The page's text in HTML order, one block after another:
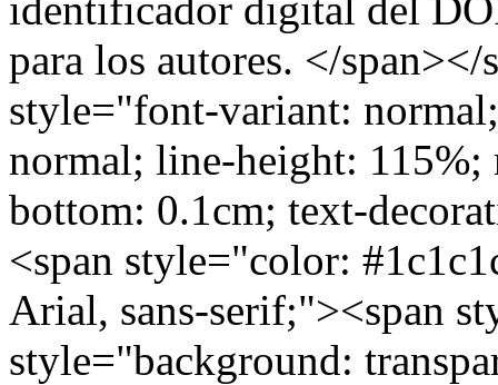
para los autores. </
style="font-variant:
normal; line-height:
bottom: 0.1cm; text-
<span style="color:
Arial, sans-serif;"><span
style="background: